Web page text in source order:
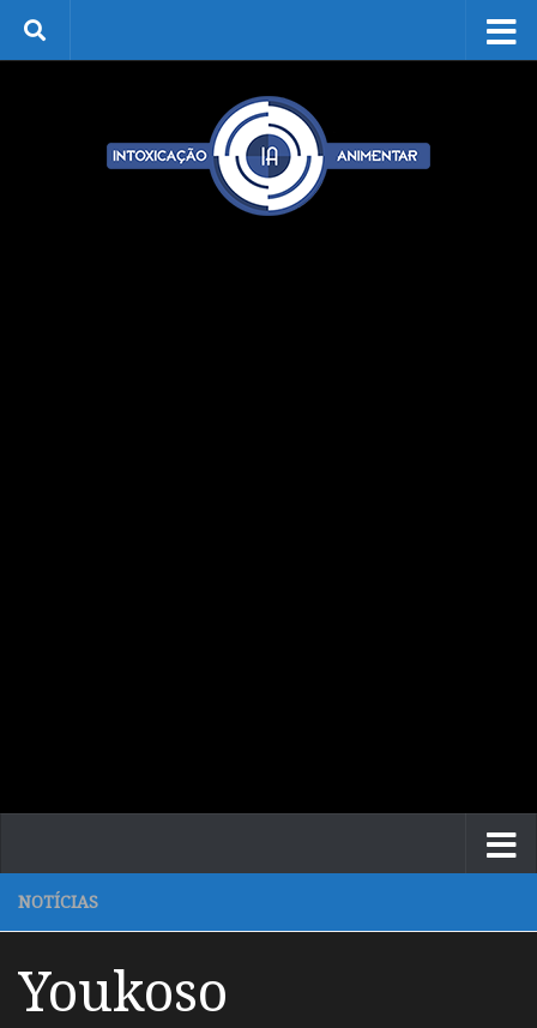
Skip to content
NOTÍCIAS
Youkoso